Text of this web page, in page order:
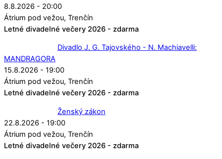
8.8.2026 - 20:00
Átrium pod vežou Trenčín
Letné divadelné večery 2026 - zdarma
Divadlo J. G. Tajovského - N. Machiavelli:
MANDRAGORA
15.8.2026 - 19:00
Átrium pod vežou Trenčín
Letné divadelné večery 2026 - zdarma
Ženský zákon
22.8.2026 - 19:00
Átrium pod vežou Trenčín
Letné divadelné večery 2026 - zdarma